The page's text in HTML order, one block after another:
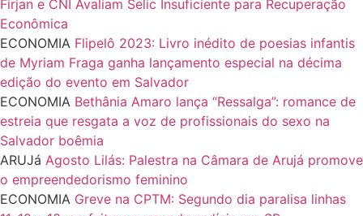
Firjan e CNI Avaliam Selic Insuficiente para Recuperação
Econômica
ECONOMIA Flipelô 2023: Livro inédito de poesias infantis
de Myriam Fraga ganha lançamento especial na décima
edição do evento em Salvador
ECONOMIA Bethânia Amaro lança “Ressalga”: romance de
estreia que resgata a voz de profissionais do sexo na
Salvador boêmia
ARUJá Agosto Lilás: Palestra na Câmara de Arujá promove
o empreendedorismo feminino
ECONOMIA Greve na CPTM: Segundo dia paralisa linhas